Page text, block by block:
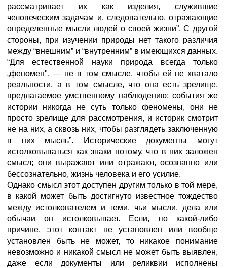
рассматривает их как изделия, служившие
человеческим задачам и, следовательно, отражающие
определенные мысли людей о своей жизни”. С другой
стороны, при изучении природы нет такого различия
между “внешним” и “внутренним” в имеющихся данных.
“Для естественной науки природа всегда только
„феномен", — не в том смысле, чтобы ей не хватало
реальности, а в том смысле, что она есть зрелище,
предлагаемое умственному наблюдению; события же
истории никогда не суть только феномены, они не
просто зрелище для рассмотрения, и историк смотрит
не на них, а сквозь них, чтобы разглядеть заключенную
в них мысль”. Исторические документы могут
истолковываться как знаки потому, что в них заложен
смысл; они выражают или отражают, осознанно или
бессознательно, жизнь человека и его усилие.
Однако смысл этот доступен другим только в той мере,
в какой может быть достигнуто известное тождество
между истолкователем и теми, чьи мысли, дела или
обычаи он истолковывает. Если, по какой-либо
причине, этот контакт не установлен или вообще
установлен быть не может, то никакое понимание
невозможно и никакой смысл не может быть выявлен,
даже если документы или реликвии исполнены